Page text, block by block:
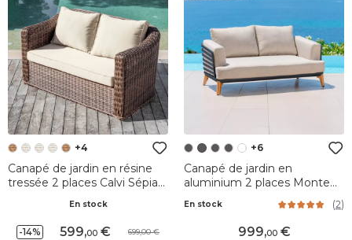
+4
Canapé de jardin en résine
tressée 2 places Calvi Sépia
En stock
-14% 599,00 699,00
+6
Canapé de jardin en
aluminium 2 places Monte
Carlo Gris anthracite et taupe
En stock (2)
999,00